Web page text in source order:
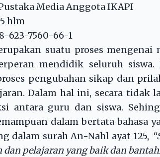
Media Anggota IKAPI
hlm
7560-66-1
suatu proses
mendidik seluruh
pengubahan sikap dan
Dalam hal ini, secara tidak
antara guru dan siswa.
dalam bertata bahasa
dalam surah An-Nahl ayat 125,
pelajaran yang baik dan